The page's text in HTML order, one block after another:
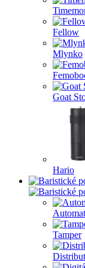
Fellow
Mlynko
Goat
Hario
Tamper